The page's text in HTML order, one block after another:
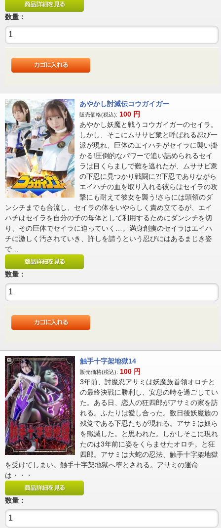
数量：
あやかし討滅伝コウガイガー
販売価格(税込): 100 円
あやかし妖魔と戦うコウガイガーのセイラ。
しかし、そこにムササビ衆と呼ばれる忍び一
派が現れ、巨体のエイハチがセイラに襲い掛
かる!圧倒的なパワーで追い詰められるセイ
ラは目くらましで難を逃れたが、ムササビ衆
の下忍に見つかり戦闘に?!下忍でありながら
エイハチの血を取り入れる彼らはセイラの攻
撃にも耐えて彼女を襲う!さらには頭領のダ
ンシチまでも合流し、セイラの体をいやらしく責め立てるが、エイ
ハチはセイラを自分の子の母体として利用するためにダンシチを切
り、その巨体でセイラに迫っていく…。満身創痍のセイラはエイハ
チに激しく汚されていき、許しを請うという忍びにはあるまじき姿
で…
数量：
触手十字架地獄14
販売価格(税込): 100 円
3年前、討魔忍アサミは妖魔族首領オロチと
の最終決戦に勝利し、安息の時を過ごしてい
た。ある日、恋人の狂四郎がアサミの家を訪
れる。ふたりは愛し合った。数日後妖魔族の
残党である下忍たちが現れる。アサミは奴ら
を殲滅した。と思われた。しかしそこに現れ
たのは3年前に姿をくらませたオロチ。と狂
四郎。アサミは大蛇の忍法、触手十字架地獄
を受けてしまい。触手十字架地獄へ堕とされる。アサミの運命
は・・・
数量：